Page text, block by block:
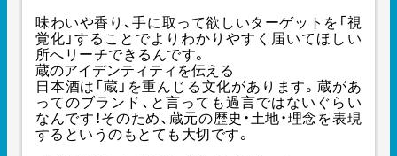
味わいや香り、手に取って欲しいターゲットを「視
覚化」することでよりわかりやすく届いてほしい
所へリーチできるんです。
蔵のアイデンティティを伝える
日本酒は「蔵」を重んじる文化があります。蔵があ
ってのブランド、と言っても過言ではないぐらい
なんです！そのため、蔵元の歴史・土地・理念を表現
するというのもとても大切です。